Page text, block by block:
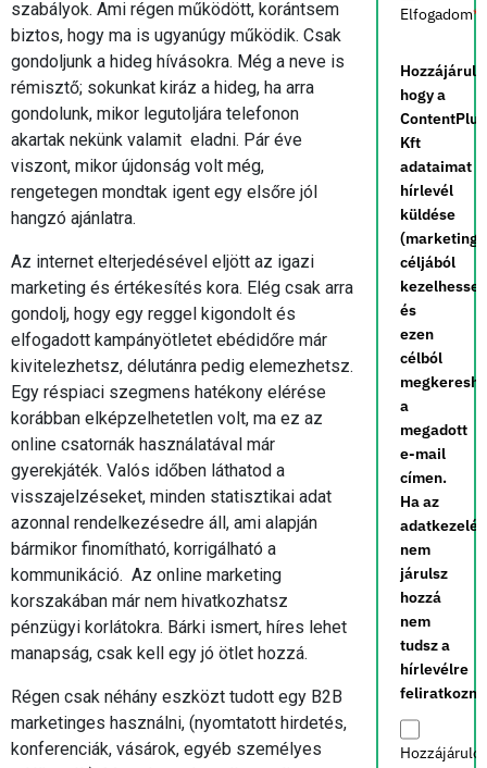
szabályok. Ami régen működött, korántsem
biztos, hogy ma is ugyanúgy működik. Csak
gondoljunk a hideg hívásokra. Még a neve is
rémisztő; sokunkat kiráz a hideg, ha arra
gondolunk, mikor legutoljára telefonon
akartak nekünk valamit eladni. Pár éve
viszont, mikor újdonság volt még,
rengetegen mondtak igent egy elsőre jól
hangzó ajánlatra.
Az internet elterjedésével eljött az igazi
marketing és értékesítés kora. Elég csak arra
gondolj, hogy egy reggel kigondolt és
elfogadott kampányötletet ebédidőre már
kivitelezhetsz, délutánra pedig elemezhetsz.
Egy réspiaci szegmens hatékony elérése
korábban elképzelhetetlen volt, ma ez az
online csatornák használatával már
gyerekjáték. Valós időben láthatod a
visszajelzéseket, minden statisztikai adat
azonnal rendelkezésedre áll, ami alapján
bármikor finomítható, korrigálható a
kommunikáció. Az online marketing
korszakában már nem hivatkozhatsz
pénzügyi korlátokra. Bárki ismert, híres lehet
manapság, csak kell egy jó ötlet hozzá.
Régen csak néhány eszközt tudott egy B2B
marketinges használni, (nyomtatott hirdetés,
konferenciák, vásárok, egyéb személyes
Elfogadom*
hogy a
ContentPlus
Kft
adataimat
hírlevél
küldése
(marketing)
céljából
kezelhesse,
és
ezen
célból
a
megadott
e-mail
címen.
Ha az
nem
járulsz
hozzá
nem
tudsz a
hírlevélre
feliratkozni.